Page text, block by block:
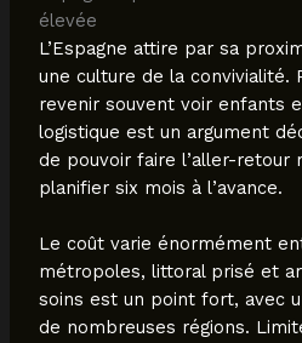
élevée
L’Espagne attire par sa
une culture de la convivialité.
revenir souvent voir enfants
logistique est un argument
de pouvoir faire l’aller-retour
planifier six mois à l’avance.
Le coût varie énormément
métropoles, littoral prisé et
soins est un point fort, avec
de nombreuses régions.